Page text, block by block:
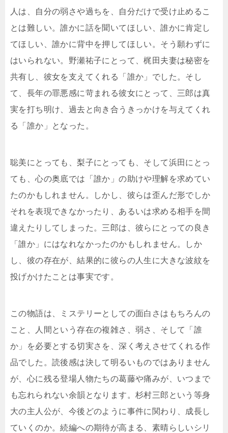
人は、自分の弱さや過ちを、自分だけで受け止めるこ
とは難しい。誰かに話を聞いてほしい、誰かに肯定し
てほしい、誰かに背中を押してほしい。そう願わずに
はいられない。野瀬祐子にとって、梶田夫妻は秘密を
共有し、彼女を支えてくれる「誰か」でした。そし
て、長年の罪悪感に苛まれる彼女にとって、三郎は真
実を打ち明け、過去と向き合うきっかけを与えてくれ
る「誰か」となった。
聡美にとっても、梨子にとっても、そして浜田にとっ
ても、心の奥底では「誰か」の助けや理解を求めてい
たのかもしれません。しかし、彼らは歪んだ形でしか
それを表現できなかったり、あるいは求める相手を間
違えたりしてしまった。三郎は、彼らにとっての良き
「誰か」にはなれなかったのかもしれません。しか
し、彼の存在が、結果的に彼らの人生に大きな波紋を
投げかけたことは事実です。
この物語は、ミステリーとしての面白さはもちろんの
こと、人間という存在の複雑さ、弱さ、そして「誰
か」を必要とする切実さを、深く考えさせてくれる作
品でした。読後感は決して明るいものではありません
が、心に残る登場人物たちの葛藤や痛みが、いつまで
も忘れられない余韻となります。杉村三郎という等身
大の主人公が、今後どのように事件に関わり、成長し
ていくのか。続編への期待が高まる、素晴らしいシリ